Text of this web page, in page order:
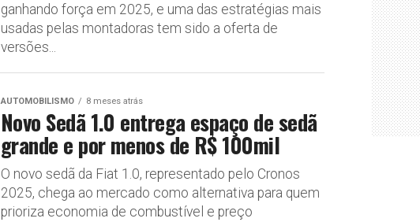
ganhando força em 2025, e uma das estratégias mais
usadas pelas montadoras tem sido a oferta de
versões...
AUTOMOBILISMO 8 meses atrás
Novo Sedã 1.0 entrega espaço de sedã
grande e por menos de R$ 100mil
O novo sedã da Fiat 1.0, representado pelo Cronos
2025, chega ao mercado como alternativa para quem
prioriza economia de combustível e preço